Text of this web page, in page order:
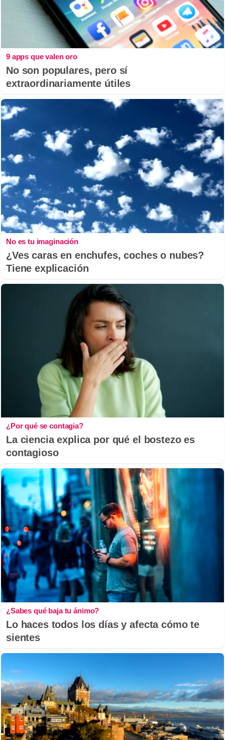
9 apps que valen oro
No son populares, pero sí
extraordinariamente útiles
No es tu imaginación
¿Ves caras en enchufes, coches o nubes?
Tiene explicación
¿Por qué se contagia?
La ciencia explica por qué el bostezo es
contagioso
¿Sabes qué baja tu ánimo?
Lo haces todos los días y afecta cómo te
sientes